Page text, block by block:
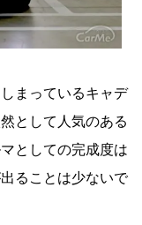
まっているキャデ
として人気のある
としての完成度は
ることは少ないで